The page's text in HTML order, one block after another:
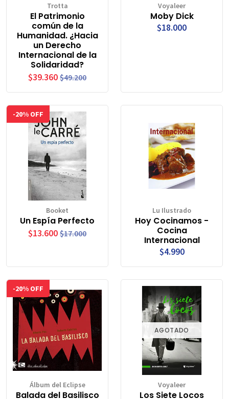
Trotta
El Patrimonio
común de la
Humanidad. ¿Hacia
un Derecho
Internacional de la
Solidaridad?
$39.360 $49.200
Voyaleer
Moby Dick
$18.000
-20% OFF
Booket
Un Espía Perfecto
$13.600 $17.000
Lu Ilustrado
Hoy Cocinamos -
Cocina
Internacional
$4.990
-20% OFF
Álbum del Eclipse
Balada del Basilisco
AGOTADO
Voyaleer
Los Siete Locos